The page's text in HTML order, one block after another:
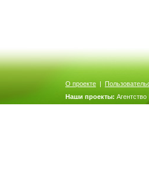
О проекте |
Наши проекты: